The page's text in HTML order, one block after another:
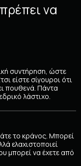
να
συντήρηση, ώστε
είστε σίγουροι ότι
πουθενά. Πάντα
λάστιχο.
το κράνος. Μπορεί
ελαχιστοποιεί
μπορεί να έχετε από